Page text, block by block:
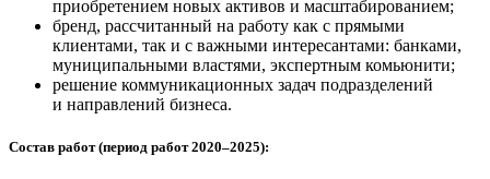
приобретением новых активов и масштабированием;
бренд, рассчитанный на работу как с прямыми
клиентами, так и с важными интересантами: банками,
муниципальными властями, экспертным комьюнити;
решение коммуникационных задач подразделений
и направлений бизнеса.
Состав работ (период работ 2020–2025):